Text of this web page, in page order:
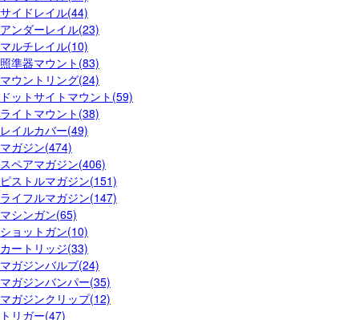
サイドレイル(44)
アンダーレイル(23)
マルチレイル(10)
照準器マウント(83)
マウントリング(24)
ドットサイトマウント(59)
ライトマウント(38)
レイルカバー(49)
マガジン(474)
スペアマガジン(406)
ピストルマガジン(151)
ライフルマガジン(147)
マシンガン(65)
ショットガン(10)
カートリッジ(33)
マガジンバルブ(24)
マガジンバンパー(35)
マガジンクリップ(12)
トリガー(47)